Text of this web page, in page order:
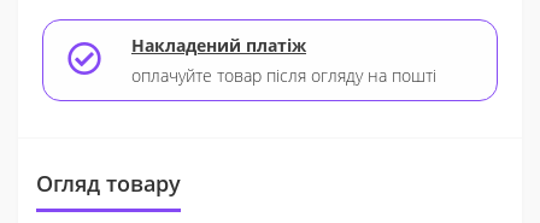
Накладений платіж
оплачуйте товар після огляду на пошті
Огляд товару